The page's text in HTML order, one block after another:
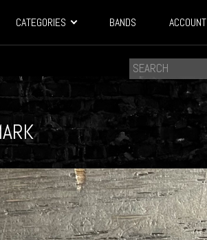
ACCOUNT
BANDS
CATEGORIES